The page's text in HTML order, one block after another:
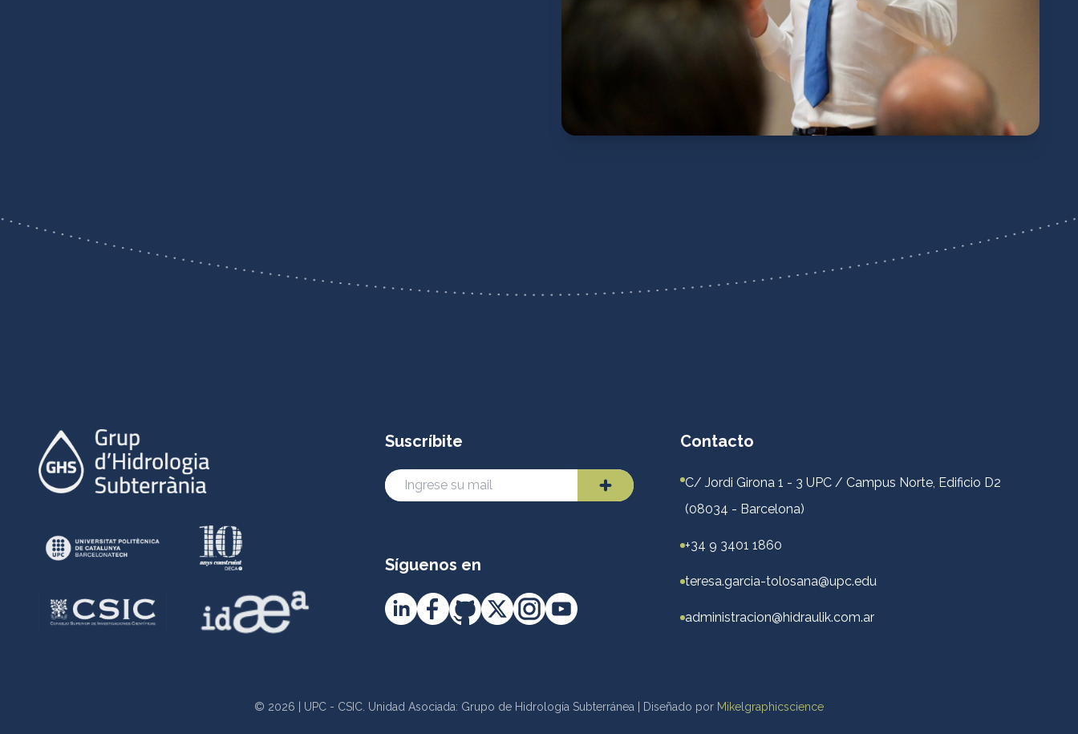
Suscríbite
Síguenos en
Contacto
C/ Jordi Girona 1 - 3 UPC / Campus Norte, Edificio D2
(08034 - Barcelona)
+34 9 3401 1860
teresa.garcia-tolosana@upc.edu
administracion@hidraulik.com.ar
© 2026 | UPC - CSIC. Unidad Asociada: Grupo de Hidrología Subterránea | Diseñado por Mikelgraphicscience